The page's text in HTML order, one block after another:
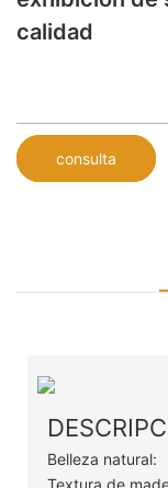
calidad
consulta
Belleza natural:
Textura de